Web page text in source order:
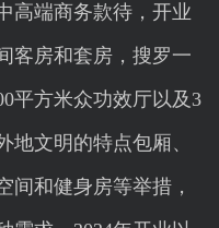
高端商务款待，开业
客房和套房，搜罗一
平方米众功效厅以及3
地文明的特点包厢、
间和健身房等举措，